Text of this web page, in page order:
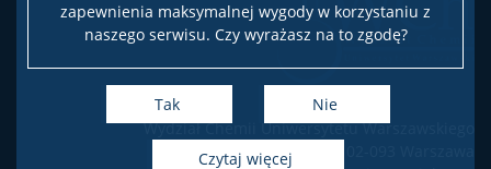
zapewnienia maksymalnej wygody w korzystaniu z
naszego serwisu. Czy wyrażasz na to zgodę?
Tak Nie
czytaj więcej
Koła naukowe
Oprogramowanie
Wydział Chemii Uniwersytetu Warszawskiego
ul. Pasteura 1, 02-093 Warszawa